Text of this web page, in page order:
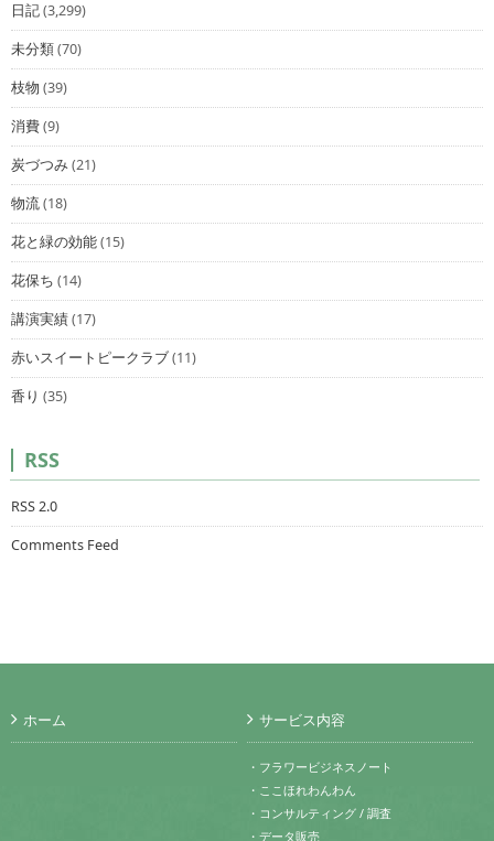
日記(3,299)
未分類(70)
枝物 (39)
消費(9)
炭づつみ(21)
物流(18)
花と緑の効能(15)
花保ち (14)
講演実績(17)
赤いスイートピークラブ(11)
香り (35)
RSS
RSS 2.0
Comments Feed
ホーム サービス内容
・フラワービジネスノート
・ここほれわんわん
・コンサルティング / 調査
・データ販売